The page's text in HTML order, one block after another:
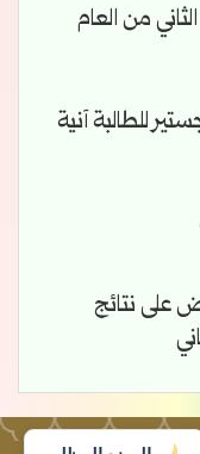
من العام
للطالبة آنية
على نتائج